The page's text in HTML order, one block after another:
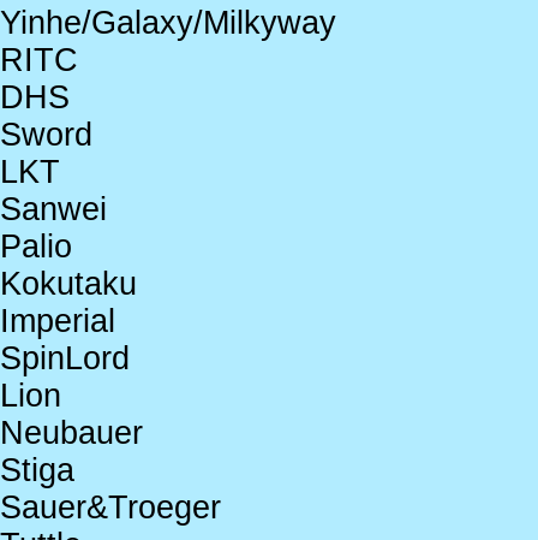
Yinhe/Galaxy/Milkyway
RITC
DHS
Sword
LKT
Sanwei
Palio
Kokutaku
Imperial
SpinLord
Lion
Neubauer
Stiga
Sauer&Troeger